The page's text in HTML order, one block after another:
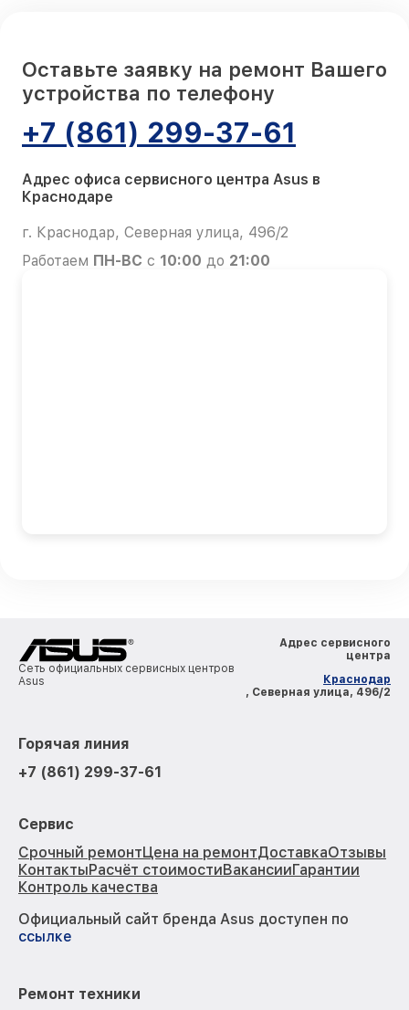
Оставьте заявку на ремонт Вашего
устройства по телефону
+7 (861) 299-37-61
Адрес офиса сервисного центра Asus в
Краснодаре
г. Краснодар, Северная улица, 496/2
Работаем ПН-ВС с 10:00 до 21:00
Сеть официальных сервисных центров
Asus
Адрес сервисного
центра
Краснодар
, Северная улица, 496/2
Горячая линия
+7 (861) 299-37-61
Сервис
Срочный ремонтЦена на ремонтДоставкаОтзывы
КонтактыРасчёт стоимостиВакансииГарантии
Контроль качества
Официальный сайт бренда Asus доступен по
ссылке
Ремонт техники